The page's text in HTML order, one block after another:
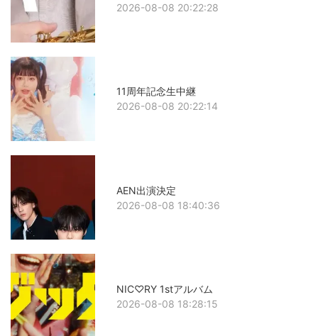
2026-08-08 20:22:28
11周年記念生中継
2026-08-08 20:22:14
AEN出演決定
2026-08-08 18:40:36
NIC♡RY 1stアルバム
2026-08-08 18:28:15